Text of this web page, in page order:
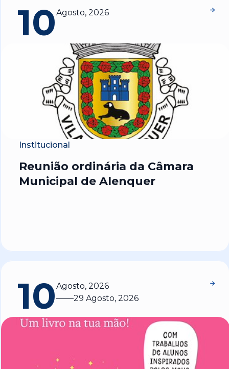
10Agosto, 2026
Institucional
Reunião ordinária da Câmara
Municipal de Alenquer
10Agosto, 2026
29 Agosto, 2026